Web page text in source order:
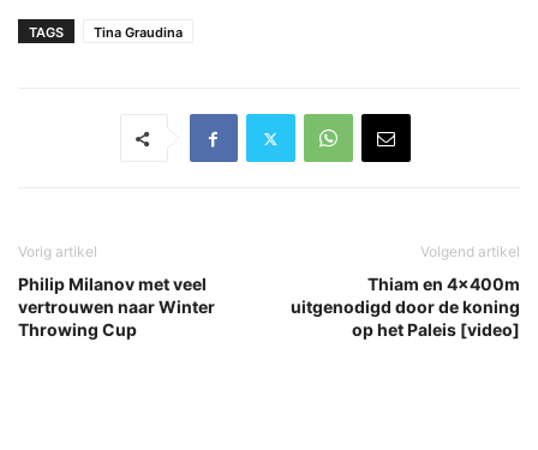
TAGS Tina Graudina
Vorig artikel
Philip Milanov met veel
vertrouwen naar Winter
Throwing Cup
Volgend artikel
Thiam en 4x400m
uitgenodigd door de koning
op het Paleis [video]